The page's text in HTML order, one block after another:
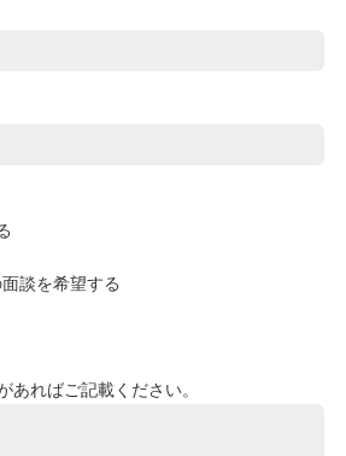
談を希望する
あればご記載ください。